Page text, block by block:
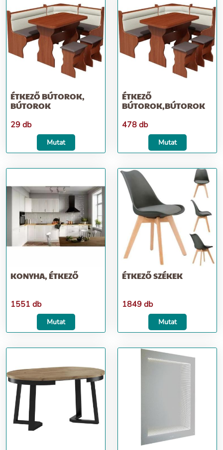
ÉTKEZŐ BÚTOROK,
BÚTOROK
29 db
Mutat
ÉTKEZŐ
BÚTOROK,BÚTOROK
478 db
Mutat
KONYHA, ÉTKEZŐ
1551 db
Mutat
ÉTKEZŐ SZÉKEK
1849 db
Mutat